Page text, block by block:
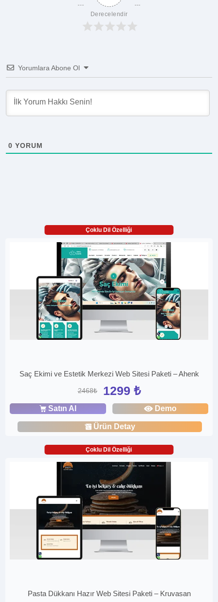
Derecelendir
Yorumlara Abone Ol
0 YORUM
Çoklu Dil Özelliği
Saç Ekimi ve Estetik Merkezi Web Sitesi Paketi – Ahenk
2468₺ 1299 ₺
Satın Al Demo
Ürün Detay
Çoklu Dil Özelliği
Pasta Dükkanı Hazır Web Sitesi Paketi – Kruvasan